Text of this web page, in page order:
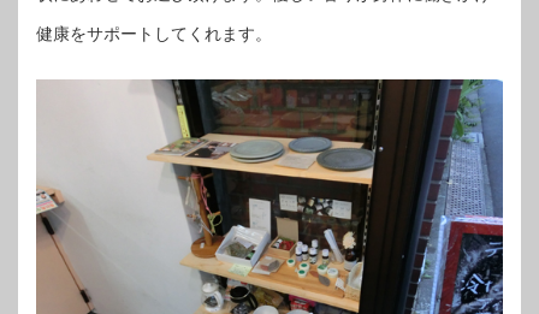
健康をサポートしてくれます。